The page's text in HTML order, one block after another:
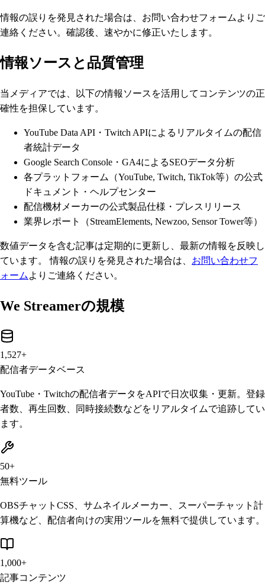
情報の誤りを発見された場合は、お問い合わせフォームよりご
連絡ください。確認後、速やかに修正いたします。
情報ソースと品質管理
当メディアでは、以下の情報ソースを活用してコンテンツの正
確性を担保しています。
YouTube Data API・Twitch APIによるリアルタイムの配信
者統計データ
Google Search Console・GA4によるSEOデータ分析
各プラットフォーム（YouTube, Twitch, TikTok等）の公式
ドキュメント・ヘルプセンター
配信機材メーカーの公式製品仕様・プレスリリース
業界レポート（StreamElements, Newzoo, Sensor Tower等）
数値データを含む記事は定期的に更新し、最新の情報を反映し
ています。 情報の誤りを発見された場合は、 お問い合わせフ
ォーム よりご連絡ください。
We Streamerの規模
1,527+
配信者データベース
YouTube・Twitchの配信者データをAPIで日次収集・更新。登録
者数、再生回数、同時接続数などをリアルタイムで追跡してい
ます。
50+
無料ツール
OBSチャットCSS、サムネイルメーカー、スーパーチャット計
算機など、配信者向けの実用ツールを無料で提供しています。
1,000+
記事コンテンツ